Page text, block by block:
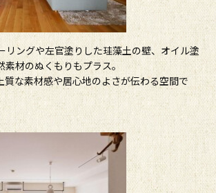
リングや左官塗りした珪藻土の壁、オイル塗
材のぬくもりもプラス。
質な素材感や居心地のよさが伝わる空間で